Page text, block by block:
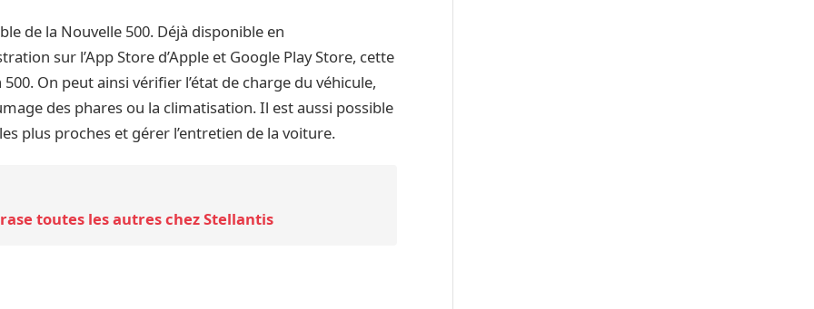
de la Nouvelle 500. Déjà disponible en
sur l’App Store d’Apple et Google Play Store, cette
On peut ainsi vérifier l’état de charge du véhicule,
des phares ou la climatisation. Il est aussi possible
plus proches et gérer l’entretien de la voiture.
toutes les autres chez Stellantis